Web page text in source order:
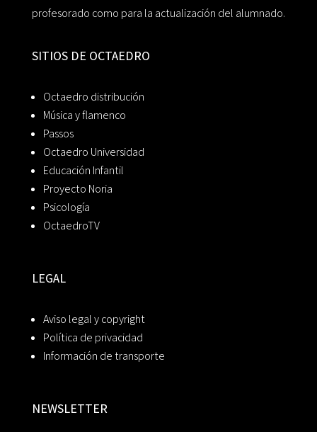
profesorado como para la actualización del alumnado.
SITIOS DE OCTAEDRO
Octaedro distribución
Música y flamenco
Passos
Octaedro Universidad
Educación Infantil
Proyecto Noria
Psicología
OctaedroTV
LEGAL
Aviso legal y copyright
Política de privacidad
Información de transporte
NEWSLETTER